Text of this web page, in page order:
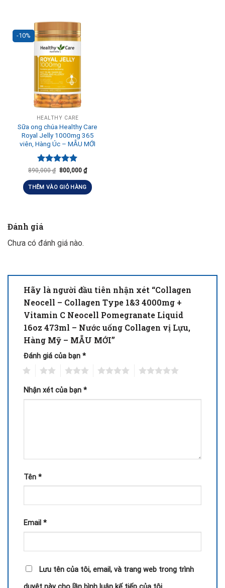
-10%
HEALTHY CARE
Sữa ong chúa Healthy Care
Royal Jelly 1000mg 365
viên, Hàng Úc – MẪU MỚI
Được xếp
hạng5.00
5 sao
890,000₫ 800,000 ₫
THÊM VÀO GIỎ HÀNG
Đánh giá
Chưa có đánh giá nào.
Hãy là người đầu tiên nhận xét “Collagen
Neocell – Collagen Type 1&3 4000mg +
Vitamin C Neocell Pomegranate Liquid
16oz 473ml – Nước uống Collagen vị Lựu,
Hàng Mỹ – MẪU MỚI”
Đánh giá của bạn *
Nhận xét của bạn *
Tên *
Email *
Lưu tên của tôi, email, và trang web trong trình